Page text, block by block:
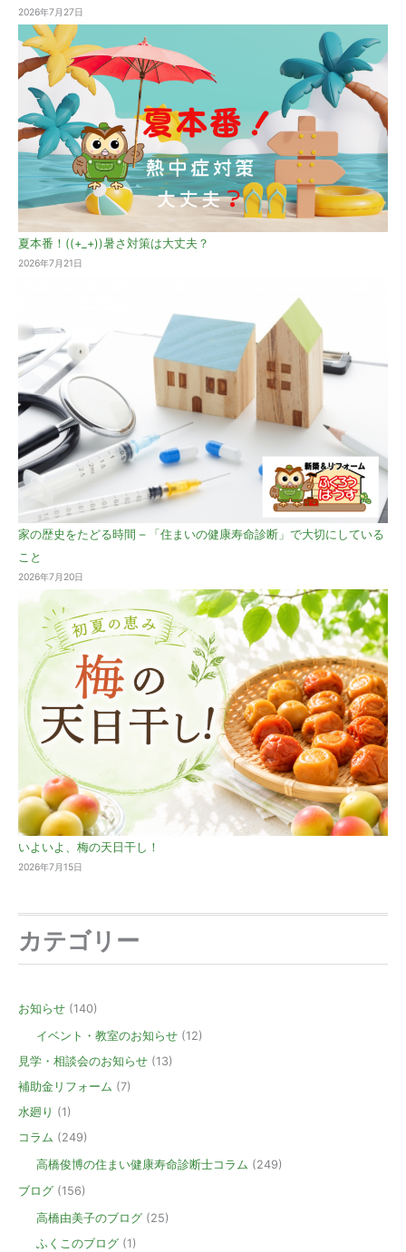
2026年7月27日
夏本番！((+_+))暑さ対策は大丈夫？
2026年7月21日
家の歴史をたどる時間 – 「住まいの健康寿命診断」で大切にしている
こと
2026年7月20日
いよいよ、梅の天日干し！
2026年7月15日
カテゴリー
お知らせ (140)
イベント・教室のお知らせ (12)
見学・相談会のお知らせ (13)
補助金リフォーム (7)
水廻り (1)
コラム (249)
高橋俊博の住まい健康寿命診断士コラム (249)
ブログ (156)
高橋由美子のブログ (25)
ふくこのブログ (1)